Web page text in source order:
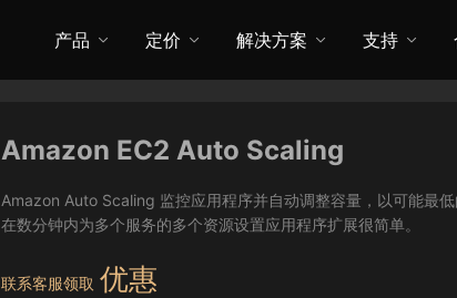
产品 定价 解决方案 支持
Amazon EC2 Auto Scaling
Amazon Auto Scaling 监控应用程序并自动调整容量，以可能最
在数分钟内为多个服务的多个资源设置应用程序扩展很简单。
联系客服领取 优惠